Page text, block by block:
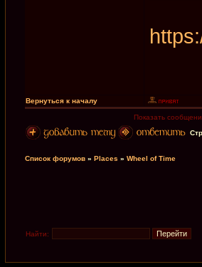
Вернуться к началу
Показать
Список форумов » Places » Wheel of Time
Найти: